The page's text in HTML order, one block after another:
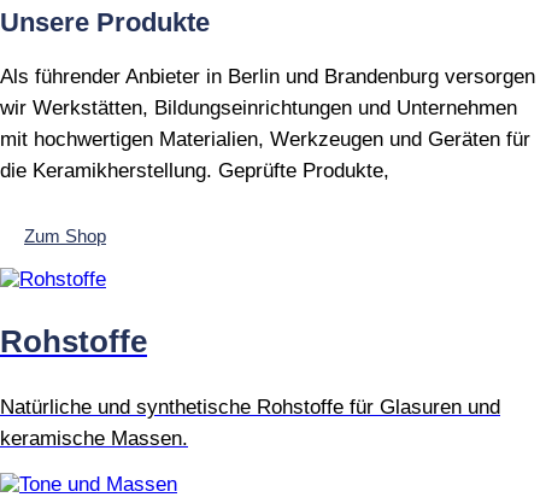
gewählt
werden
Unsere Produkte
Als führender Anbieter in Berlin und Brandenburg versorgen
wir Werkstätten, Bildungseinrichtungen und Unternehmen
mit hochwertigen Materialien, Werkzeugen und Geräten für
die Keramikherstellung. Geprüfte Produkte,
Zum Shop
Rohstoffe
Natürliche und synthetische Rohstoffe für Glasuren und
keramische Massen.